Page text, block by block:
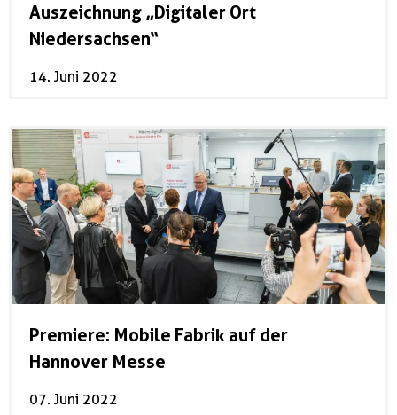
Auszeichnung „Digitaler Ort
Niedersachsen“
14. Juni 2022
Premiere: Mobile Fabrik auf der
Hannover Messe
07. Juni 2022